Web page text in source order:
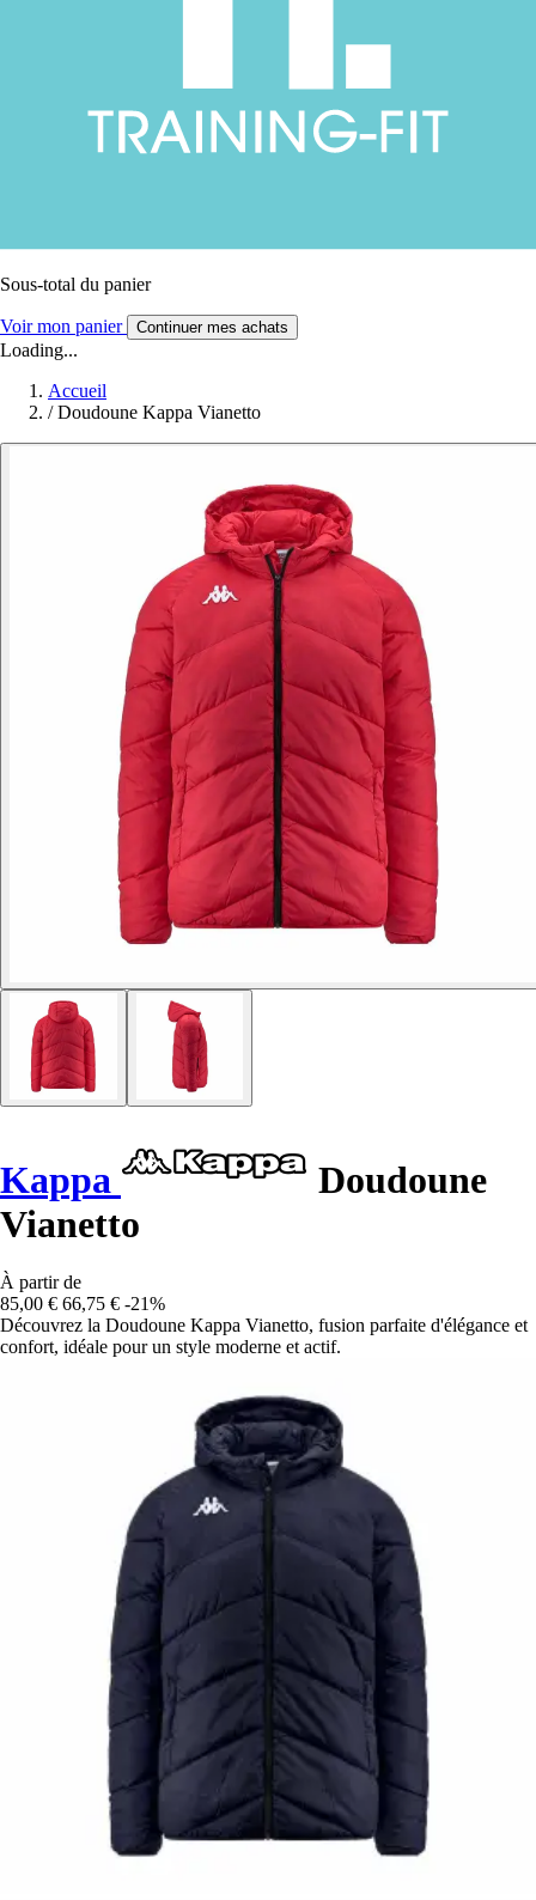
Sous-total du panier
Voir mon panier Continuer mes achats
Loading...
Accueil
/ Doudoune Kappa Vianetto
Kappa
Doudoune
Vianetto
À partir de
85,00 € 66,75 € -21%
Découvrez la Doudoune Kappa Vianetto, fusion parfaite d'élégance et
confort, idéale pour un style moderne et actif.